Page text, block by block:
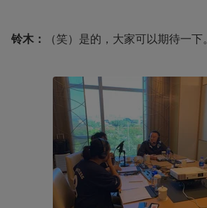
铃木： （笑）是的，大家可以期待一下。